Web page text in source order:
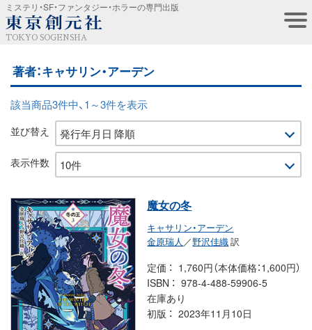
ミステリ・SF・ファンタジー・ホラーの専門出版
TOKYO SOGENSHA
著者：キャサリン・アーデン
該当商品3件中、1～3件を表示
並び替え
表示件数
魔女の冬
キャサリン・アーデン
金原瑞人 ／野沢佳織訳
定価
1,760円（本体価格：1,600円）
ISBN
978-4-488-59906-5
在庫あり
初版
2023年11月10日